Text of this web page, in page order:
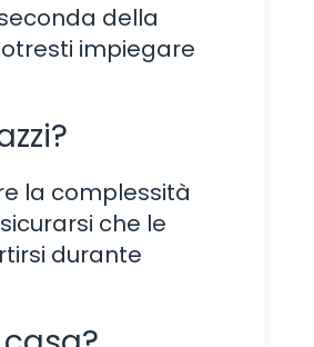
della
impiegare
la complessità
che le
durante